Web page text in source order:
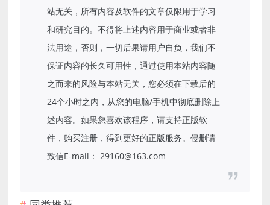
站无关，所有内容及软件的文章仅限用于学习
和研究目的。不得将上述内容用于商业或者非
法用途，否则，一切后果请用户自负，我们不
保证内容的长久可用性，通过使用本站内容随
之而来的风险与本站无关，您必须在下载后的
24个小时之内，从您的电脑/手机中彻底删除上
述内容。如果您喜欢该程序，请支持正版软
件，购买注册，得到更好的正版服务。侵删请
致信E-mail： 29160@163.com